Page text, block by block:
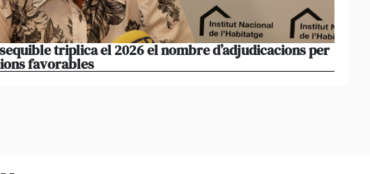
triplica el 2026 el nombre d’adjudicacions per
favorables